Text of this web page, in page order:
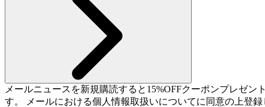
メールニュースを新規購読すると15%OFFクーポンプレゼ
す。 メールにおける個人情報取扱いについてに同意の上登